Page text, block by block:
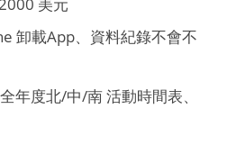
美元
卸載App、資料紀錄不會不
年度北/中/南 活動時間表、